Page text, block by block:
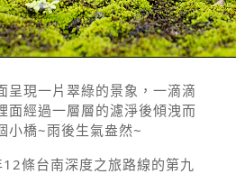
呈現一片翠綠的景象，一滴滴
面經過一層層的濾淨後傾洩而
小橋~雨後生氣盎然~
12條台南深度之旅路線的第九